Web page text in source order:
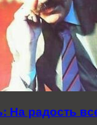
На радость